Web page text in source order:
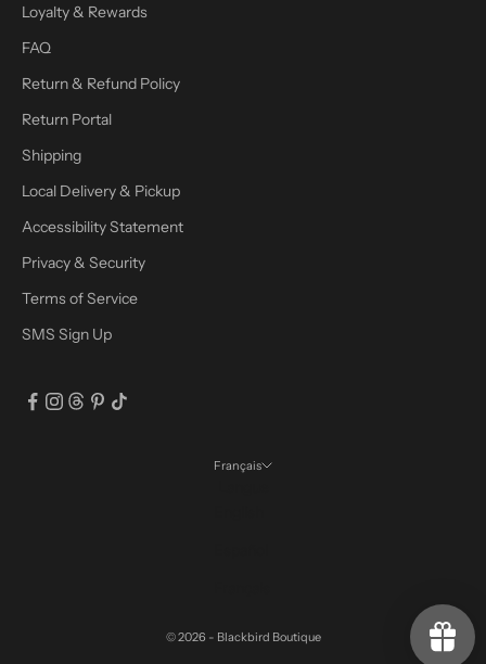
Loyalty & Rewards
FAQ
Return & Refund Policy
Return Portal
Shipping
Local Delivery & Pickup
Accessibility Statement
Privacy & Security
Terms of Service
SMS Sign Up
Français
© 2026 - Blackbird Boutique